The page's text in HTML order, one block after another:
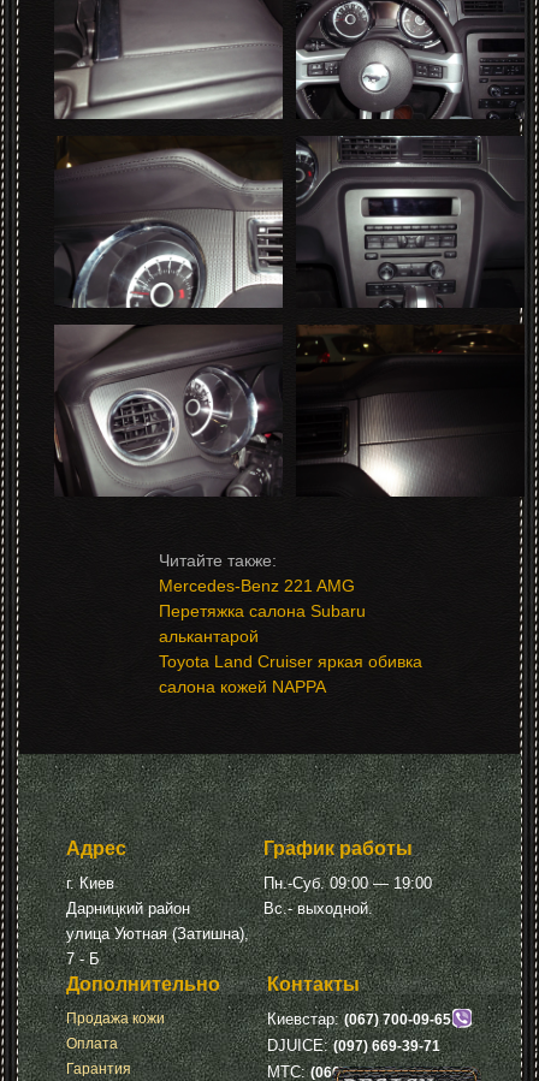
Mercedes-Benz 221 AMG
Перетяжка салона Subaru
алькантарой
Toyota Land Cruiser яркая обивка
салона кожей NAPPA
Адрес
г. Киев
Дарницкий район
улица Уютная (Затишна),
7 - Б
График работы
Пн.-Суб. 09:00 — 19:00
Вс.- выходной.
Дополнительно
Продажа кожи
Оплата
Гарантия
Контакты
Киевстар:(067) 700-09-65
DJUICE:(097) 669-39-71
МТС:(066) 675-71-66